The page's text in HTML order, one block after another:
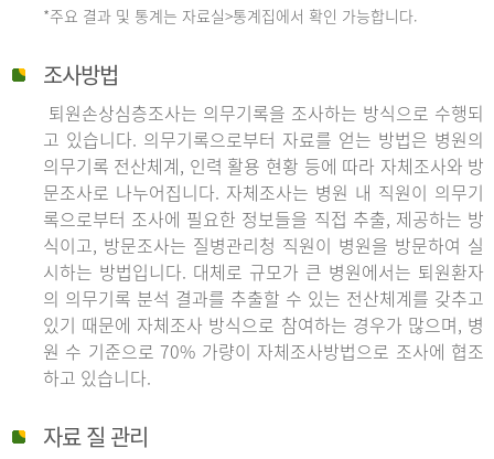
*주요 결과 및 통계는 자료실>통계집에서 확인 가능합니다.
조사방법
퇴원손상심층조사는 의무기록을 조사하는 방식으로 수행되
고 있습니다. 의무기록으로부터 자료를 얻는 방법은 병원의
의무기록 전산체계, 인력 활용 현황 등에 따라 자체조사와 방
문조사로 나누어집니다. 자체조사는 병원 내 직원이 의무기
록으로부터 조사에 필요한 정보들을 직접 추출, 제공하는 방
식이고, 방문조사는 질병관리청 직원이 병원을 방문하여 실
시하는 방법입니다. 대체로 규모가 큰 병원에서는 퇴원환자
의 의무기록 분석 결과를 추출할 수 있는 전산체계를 갖추고
있기 때문에 자체조사 방식으로 참여하는 경우가 많으며, 병
원 수 기준으로 70% 가량이 자체조사방법으로 조사에 협조
하고 있습니다.
자료 질 관리